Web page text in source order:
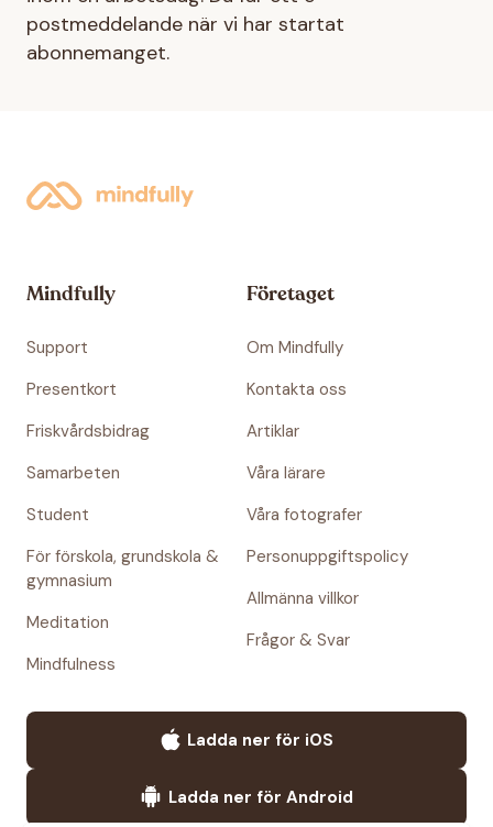
postmeddelande när vi har startat
abonnemanget.
Mindfully
Support
Presentkort
Friskvårdsbidrag
Samarbeten
Student
För förskola, grundskola &
gymnasium
Meditation
Mindfulness
Företaget
Om Mindfully
Kontakta oss
Artiklar
Våra lärare
Våra fotografer
Personuppgiftspolicy
Allmänna villkor
Frågor & Svar
Ladda ner för iOS
Ladda ner för Android